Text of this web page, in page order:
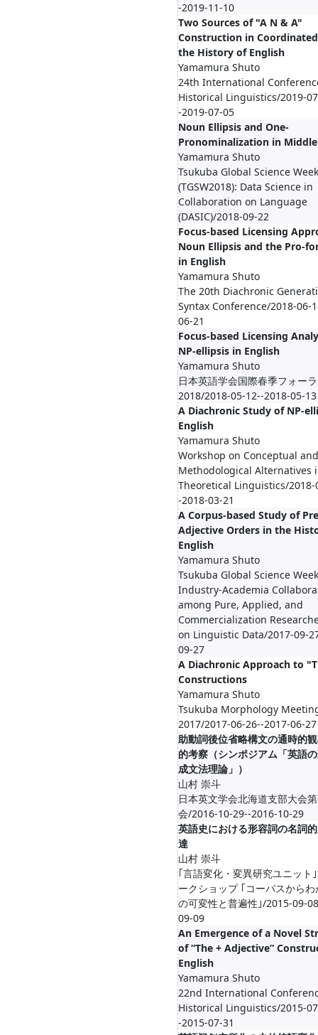
-2019-11-10
Two Sources of "A N & A"
Construction in
the History of English
Yamamura Shuto
24th International
Historical Linguistics/2019-
-2019-07-05
Noun Ellipsis and One-
Pronominalization in
Yamamura Shuto
Tsukuba Global Science
(TGSW2018): Data Science in
Collaboration on Language
(DASIC)/2018-09-22
Focus-based Licensing
Noun Ellipsis and the Pro-
in English
Yamamura Shuto
The 20th Diachronic
Syntax Conference/2018-06-
06-21
Focus-based Licensing
NP-ellipsis in English
Yamamura Shuto
日本英語学会国際春季フォー
2018/2018-05-12--2018-05-13
A Diachronic Study of NP-
English
Yamamura Shuto
Workshop on Conceptual and
Methodological Alternatives
Theoretical Linguistics/2018-
-2018-03-21
A Corpus-based Study of
Adjective Orders in the
English
Yamamura Shuto
Tsukuba Global Science
Industry-Academia
among Pure, Applied, and
Commercialization
on Linguistic Data/2017-09-
09-27
A Diachronic Approach to
Constructions
Yamamura Shuto
Tsukuba Morphology
2017/2017-06-26--2017-06-27
助動詞後位省略構文の通時的
的考察（シンポジアム「英語
成文法理論」）
山村 崇斗
日本英文学会北海道支部大会
会/2016-10-29--2016-10-29
英語史における形容詞の名詞
達
山村 崇斗
｢言語変化・変異研究ユニット
ークショップ ｢コーパスから
の可変性と普遍性｣/2015-09-
09-09
An Emergence of a Novel
of “The + Adjective”
English
Yamamura Shuto
22nd International
Historical Linguistics/2015-
-2015-07-31